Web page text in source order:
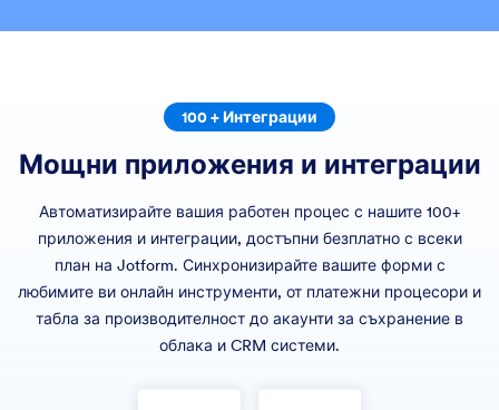
100 + Интеграции
Мощни приложения и интеграции
Автоматизирайте вашия работен процес с нашите 100+
приложения и интеграции, достъпни безплатно с всеки
план на Jotform. Синхронизирайте вашите форми с
любимите ви онлайн инструменти, от платежни процесори и
табла за производителност до акаунти за съхранение в
облака и CRM системи.